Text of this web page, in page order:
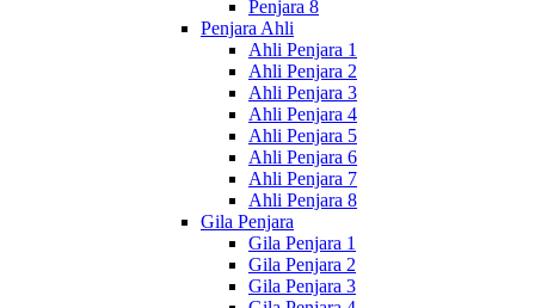
Penjara 8
Penjara Ahli
Ahli Penjara 1
Ahli Penjara 2
Ahli Penjara 3
Ahli Penjara 4
Ahli Penjara 5
Ahli Penjara 6
Ahli Penjara 7
Ahli Penjara 8
Gila Penjara
Gila Penjara 1
Gila Penjara 2
Gila Penjara 3